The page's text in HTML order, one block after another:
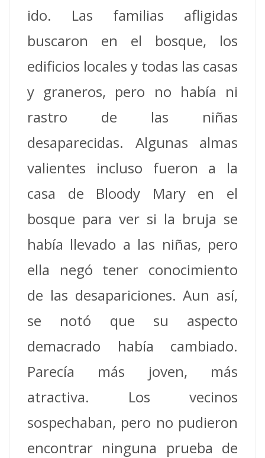
ido.
Las familias afligidas
buscaron en el bosque, los
edificios locales y todas las casas
y graneros, pero no había ni
rastro de las niñas
desaparecidas.
Algunas almas
valientes incluso fueron a la
casa de Bloody Mary en el
bosque para ver si la bruja se
había llevado a las niñas, pero
ella negó tener conocimiento
de las desapariciones. Aun así,
se notó que su aspecto
demacrado había cambiado.
Parecía más joven, más
atractiva.
Los vecinos
sospechaban, pero no pudieron
encontrar ninguna prueba de